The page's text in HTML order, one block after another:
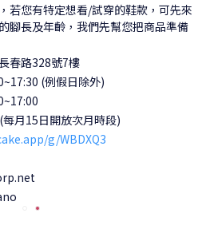
若您有特定想看/試穿的鞋款，可先來
腳長及年齡，我們先幫您把商品準備
春路328號7樓
(例假日除外)
15日開放次月時段)
g/WBDXQ3